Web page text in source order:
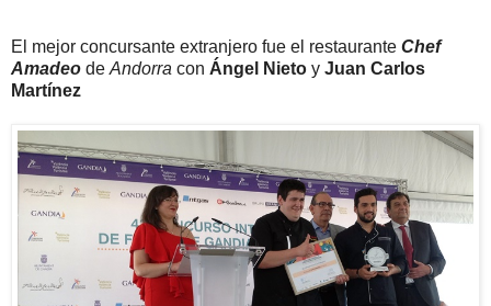
El mejor concursante extranjero fue el restaurante Chef
Amadeo de Andorra con Ángel Nieto y Juan Carlos
Martínez